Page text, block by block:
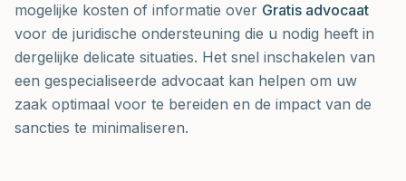
mogelijke kosten of informatie over Gratis advocaat
voor de juridische ondersteuning die u nodig heeft in
dergelijke delicate situaties. Het snel inschakelen van
een gespecialiseerde advocaat kan helpen om uw
zaak optimaal voor te bereiden en de impact van de
sancties te minimaliseren.